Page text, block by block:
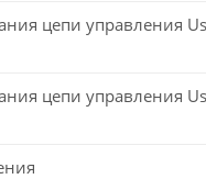
цепи управления
цепи управления Us